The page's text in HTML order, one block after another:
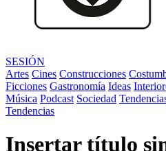
SESIÓN
Artes Cines Construcciones
Ficciones Gastronomía Ideas
Música Podcast Sociedad
Tendencias
Insertar título